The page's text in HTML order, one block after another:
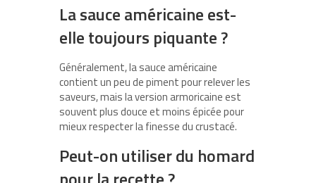
La sauce américaine est-
elle toujours piquante ?
Généralement, la sauce américaine
contient un peu de piment pour relever les
saveurs, mais la version armoricaine est
souvent plus douce et moins épicée pour
mieux respecter la finesse du crustacé.
Peut-on utiliser du homard